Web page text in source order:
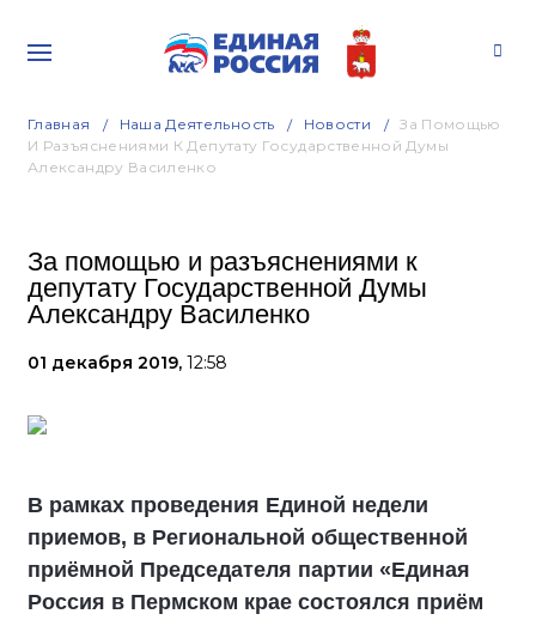
Главная Наша Деятельность Новости
За Помощью
И Разъяснениями К Депутату Государственной Думы
Александру Василенко
За помощью и разъяснениями к
депутату Государственной Думы
Александру Василенко
01 декабря 2019, 12:58
В рамках проведения Единой недели
приемов, в Региональной общественной
приёмной Председателя партии «Единая
Россия в Пермском крае состоялся приём